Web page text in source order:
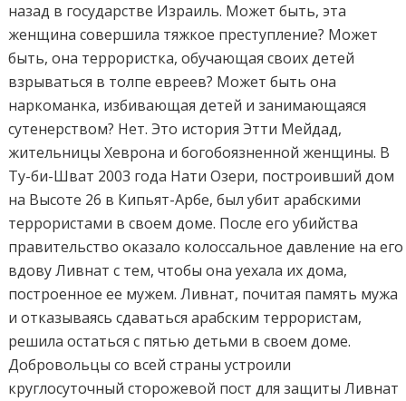
назад в государстве Израиль. Может быть, эта
женщина совершила тяжкое преступление? Может
быть, она террористка, обучающая своих детей
взрываться в толпе евреев? Может быть она
наркоманка, избивающая детей и занимающаяся
сутенерством? Нет. Это история Этти Мейдад,
жительницы Хеврона и богобоязненной женщины. В
Ту-би-Шват 2003 года Нати Озери, построивший дом
на Высоте 26 в Кипьят-Арбе, был убит арабскими
террористами в своем доме. После его убийства
правительство оказало колоссальное давление на его
вдову Ливнат с тем, чтобы она уехала их дома,
построенное ее мужем. Ливнат, почитая память мужа
и отказываясь сдаваться арабским террористам,
решила остаться с пятью детьми в своем доме.
Добровольцы со всей страны устроили
круглосуточный сторожевой пост для защиты Ливнат